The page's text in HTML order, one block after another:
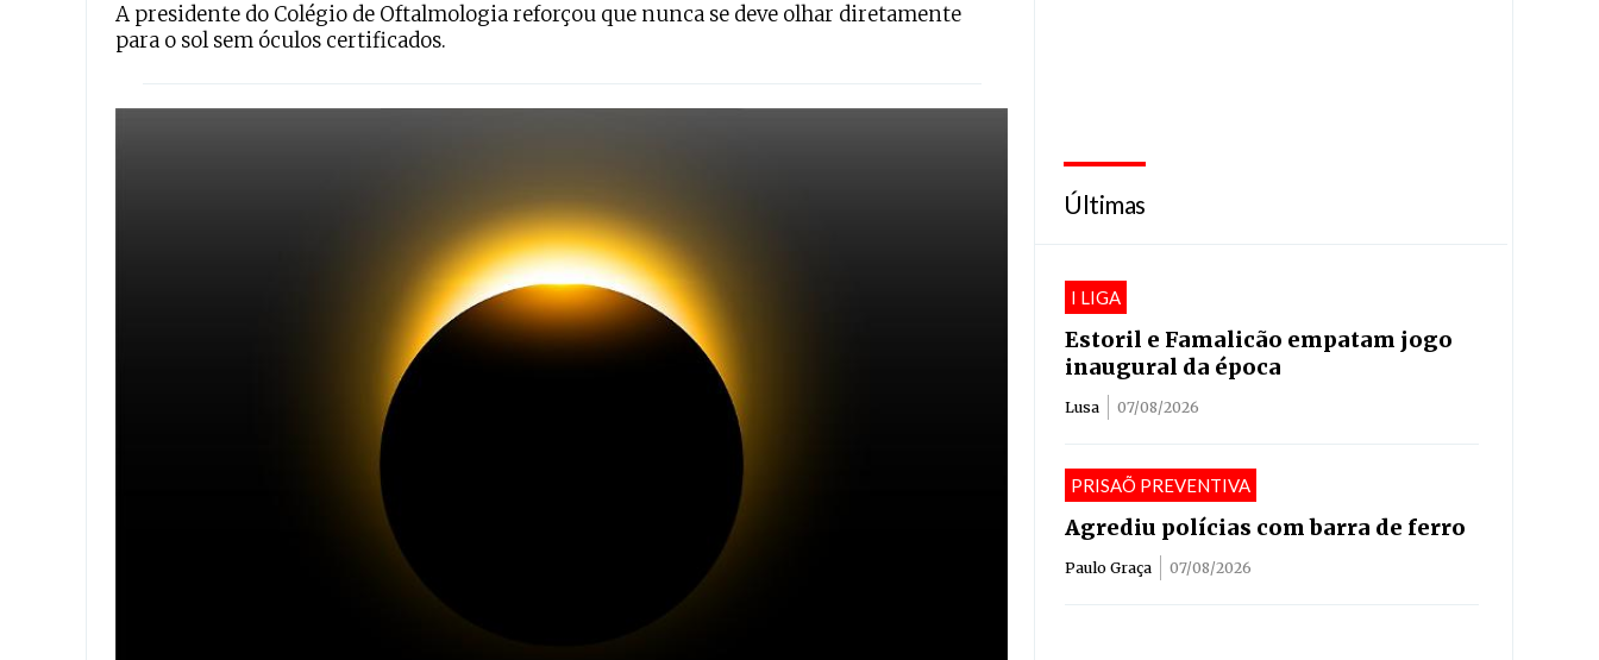
A presidente do Colégio de Oftalmologia reforçou que nunca se deve olhar diretamente
para o sol sem óculos certificados.
Últimas
I LIGA
Estoril e Famalicão empatam jogo
inaugural da época
Lusa 07/08/2026
PRISAÕ PREVENTIVA
Agrediu polícias com barra de ferro
Paulo Graça 07/08/2026